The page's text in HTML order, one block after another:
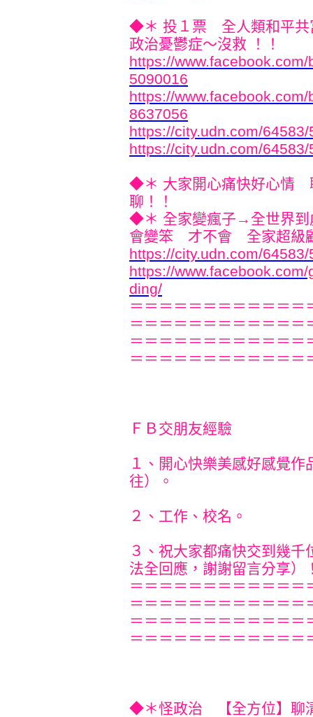
◆＊ 投１票 全人類和平共
政治憂鬱症～沒救 ！！
https://
5090016
https://
8637056
https://city.udn.com/
https://city.udn.com/
◆＊ 大家開心痛快好心情
聊！！
◆＊ 全家變瘋子→全世界
會變笨 才不會 全家超級
https://city.udn.com/
https://
ding/
＝＝＝＝＝＝＝＝＝＝＝＝
＝＝＝＝＝＝＝＝＝＝＝＝
＝＝＝＝＝＝＝＝＝＝＝＝
＝＝＝＝＝＝＝＝＝＝＝＝
ＦＢ交朋友經驗
１、開心快樂美感好感覺
往）。
２、工作、校名。
３、祝大家都痛快交到幾
法全回應，謝謝留言分享）
＝＝＝＝＝＝＝＝＝＝＝＝
＝＝＝＝＝＝＝＝＝＝＝＝
＝＝＝＝＝＝＝＝＝＝＝＝
＝＝＝＝＝＝＝＝＝＝＝＝
◆＊怪政治 【全方位】聊